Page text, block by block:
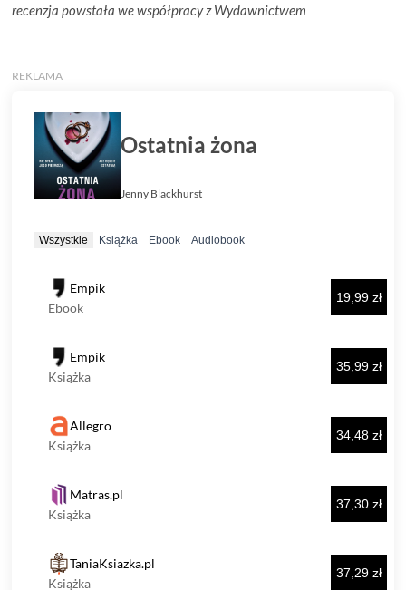
recenzja powstała we współpracy z Wydawnictwem